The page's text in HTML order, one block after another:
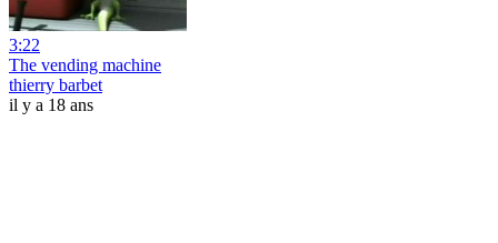
3:22
The vending machine
thierry barbet
il y a 18 ans